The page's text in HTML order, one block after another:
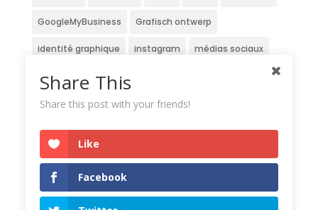
GoogleMyBusiness Grafisch ontwerp
identité graphique instagram médias sociaux
Newsletter Nieuwsbrief
pharmacie pharmacien pharmaciens
Pharmaclub Réseaux sociaux service site
Strategie stratégie Stratégie digitale travaux
veille website Wedstrijd
Share This
Share this post with your friends!
Like
Facebook